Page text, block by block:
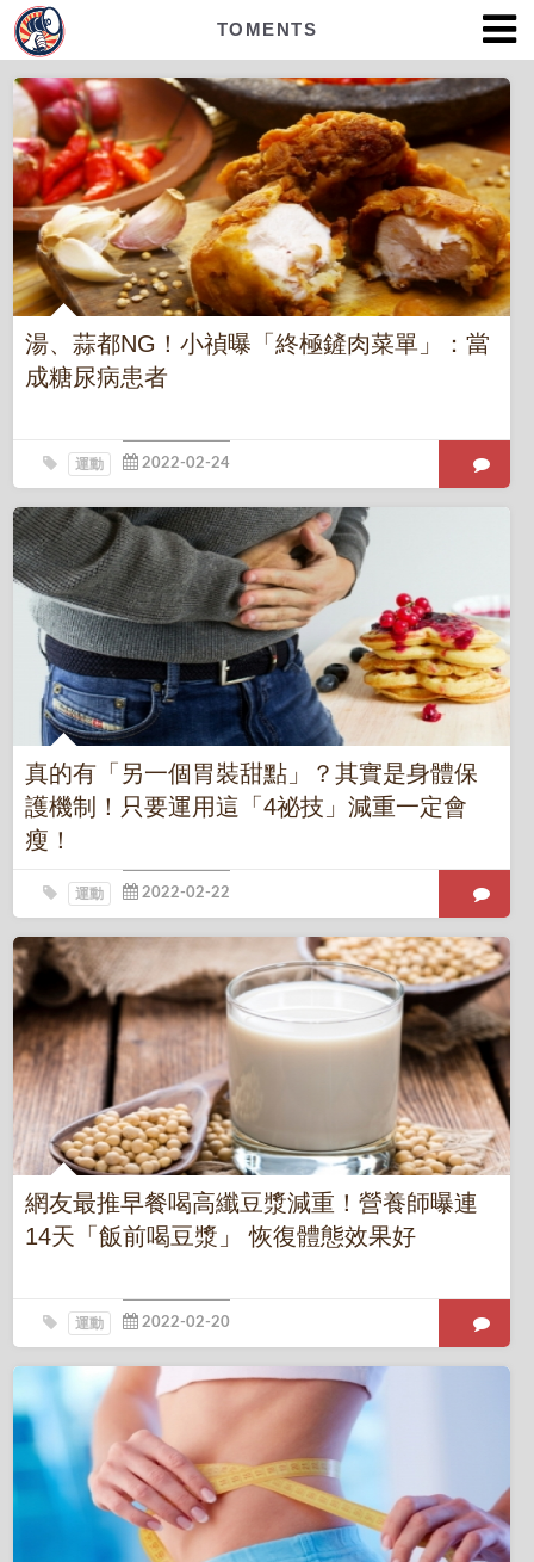
TOMENTS
湯、蒜都NG！小禎曝「終極鏟肉菜單」：當
成糖尿病患者
運動
真的有「另一個胃裝甜點」？其實是身體保
護機制！只要運用這「4祕技」減重一定會
瘦！
運動
網友最推早餐喝高纖豆漿減重！營養師曝連
14天「飯前喝豆漿」 恢復體態效果好
運動